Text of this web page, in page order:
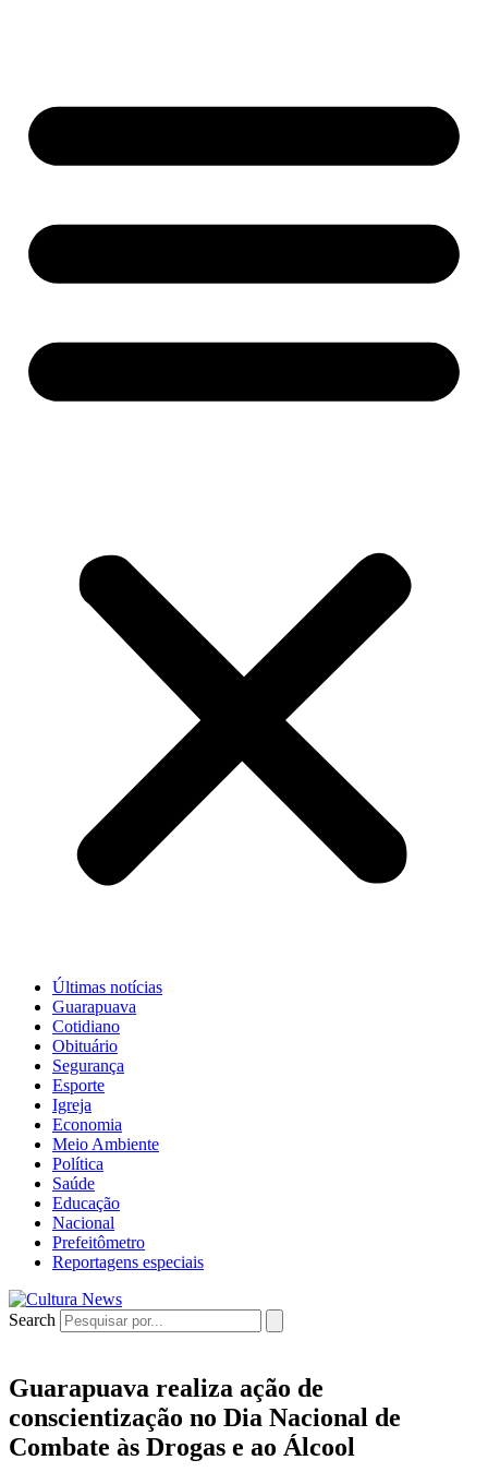
Últimas notícias
Guarapuava
Cotidiano
Obituário
Segurança
Esporte
Igreja
Economia
Meio Ambiente
Política
Saúde
Educação
Nacional
Prefeitômetro
Reportagens especiais
Search
Guarapuava realiza ação de
conscientização no Dia Nacional de
Combate às Drogas e ao Álcool